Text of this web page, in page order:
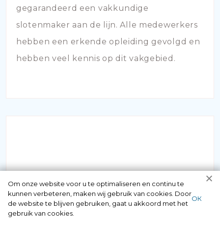
gegarandeerd een vakkundige
slotenmaker aan de lijn. Alle medewerkers
hebben een erkende opleiding gevolgd en
hebben veel kennis op dit vakgebied.
Staat u voor de deur maar bent u uw
Om onze website voor u te optimaliseren en continu te
kunnen verbeteren, maken wij gebruik van cookies. Door
de website te blijven gebruiken, gaat u akkoord met het
gebruik van cookies.
ОК